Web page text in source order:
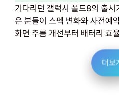
기다리던 갤럭시 폴드8의 출
은 분들이 스펙 변화와 사전예
화면 주름 개선부터 배터리 효
더보기